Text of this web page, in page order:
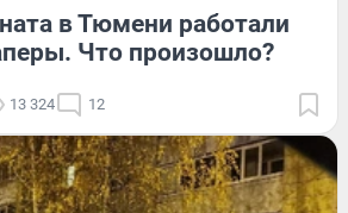
в Тюмени работали
Что произошло?
13 324 12